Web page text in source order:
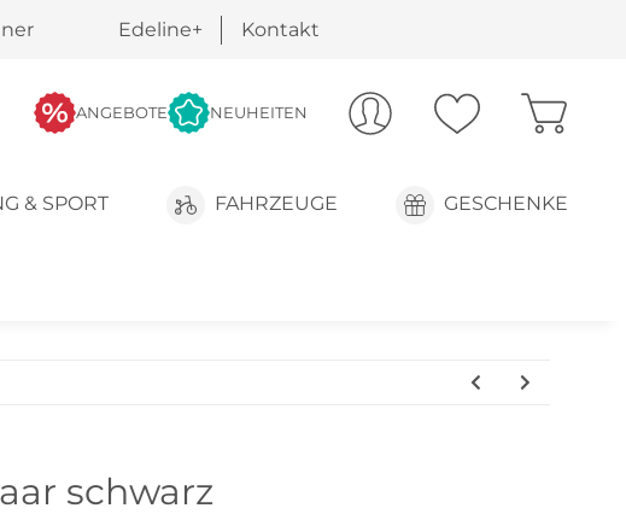
Edeline+ Kontakt
ANGEBOTE NEUHEITEN
& SPORT FAHRZEUGE GESCHENKE
schwarz